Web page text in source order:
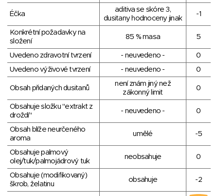
Éčka
aditiva se skóre 3,
dusitany hodnoceny jinak
-1
Konkrétní požadavky na
složení
85 % masa 5
Uvedeno zdravotní tvrzení - neuvedeno -
0
Uvedeno výživové tvrzení
- neuvedeno - 0
Obsah přidaných dusitanů
není znám jiný než
zákonný limit
0
Obsahuje složku "extrakt z
droždí"
- neuvedeno - 0
Obsah blíže neurčeného
aroma
umělé -5
Obsahuje palmový
olej/tuk/palmojádrový tuk
neobsahuje 0
Obsahuje (modifikovaný)
škrob, želatinu
obsahuje -2